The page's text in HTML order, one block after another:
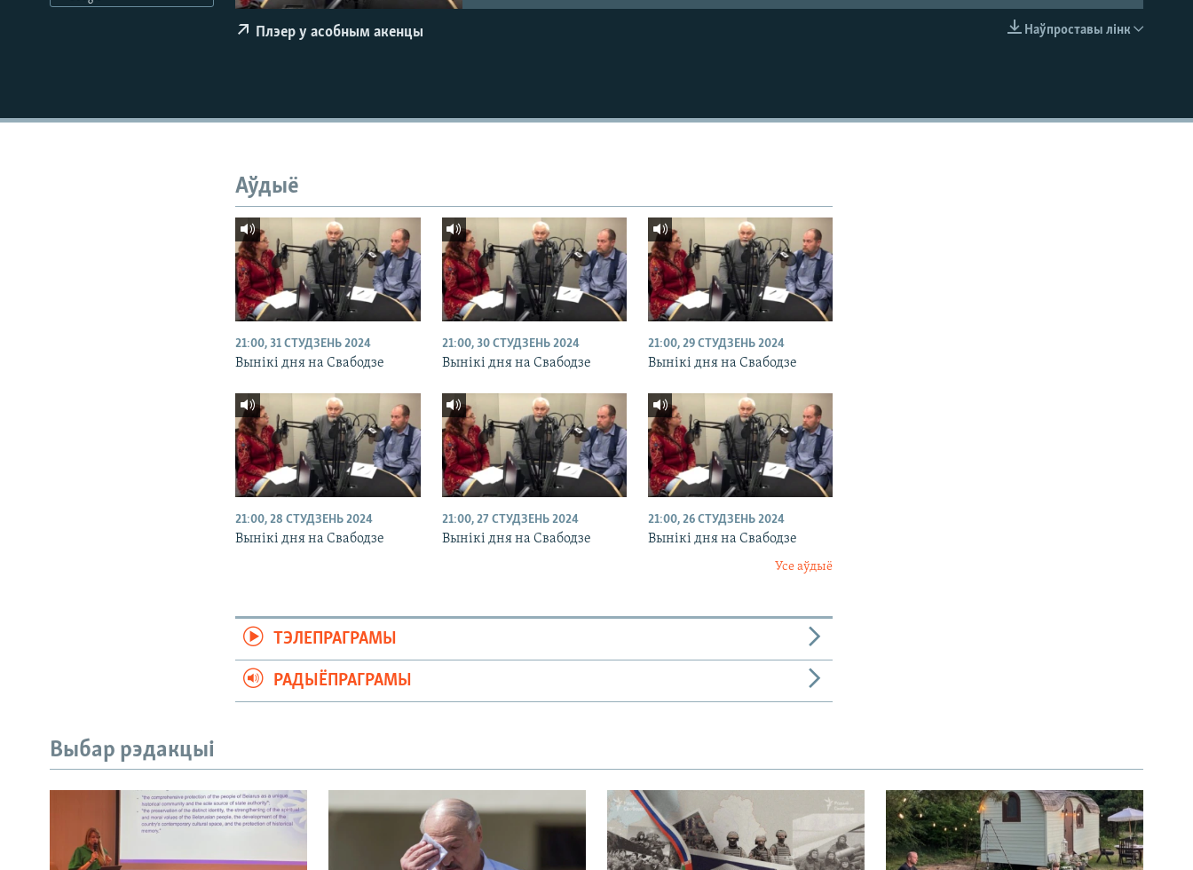
Наўпроставы лінк
Плэер у асобным акенцы
Аўдыё
21:00, 31 СТУДЗЕНЬ 2024
Вынікі дня на Свабодзе
21:00, 30 СТУДЗЕНЬ 2024
Вынікі дня на Свабодзе
21:00, 29 СТУДЗЕНЬ 2024
Вынікі дня на Свабодзе
21:00, 28 СТУДЗЕНЬ 2024
Вынікі дня на Свабодзе
21:00, 27 СТУДЗЕНЬ 2024
Вынікі дня на Свабодзе
21:00, 26 СТУДЗЕНЬ 2024
Вынікі дня на Свабодзе
Усе аўдыё
ТЭЛЕПРАГРАМЫ
РАДЫЁПРАГРАМЫ
Выбар рэдакцыі